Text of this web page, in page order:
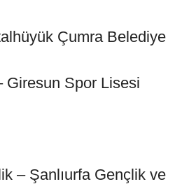
Çumra Belediye
Giresun Spor Lisesi
– Şanlıurfa Gençlik ve